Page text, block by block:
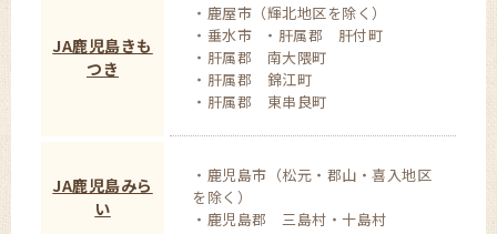
JA鹿児島きも
つき
鹿屋市（輝北地区を除く）
垂水市
肝属郡 肝付町
肝属郡 南大隈町
肝属郡 錦江町
肝属郡 東串良町
JA鹿児島みら
い
鹿児島市（松元・郡山・喜入地区
を除く）
鹿児島郡 三島村・十島村